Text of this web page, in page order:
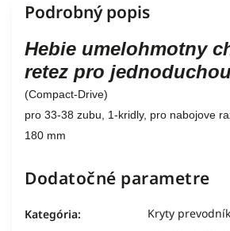
Podrobný popis
Hebie umelohmotny
retez pro
(Compact-Drive)
pro 33-38 zubu, 1-kridly, pro nabojove
180 mm
Dodatočné parametre
Kategória:
Kryty